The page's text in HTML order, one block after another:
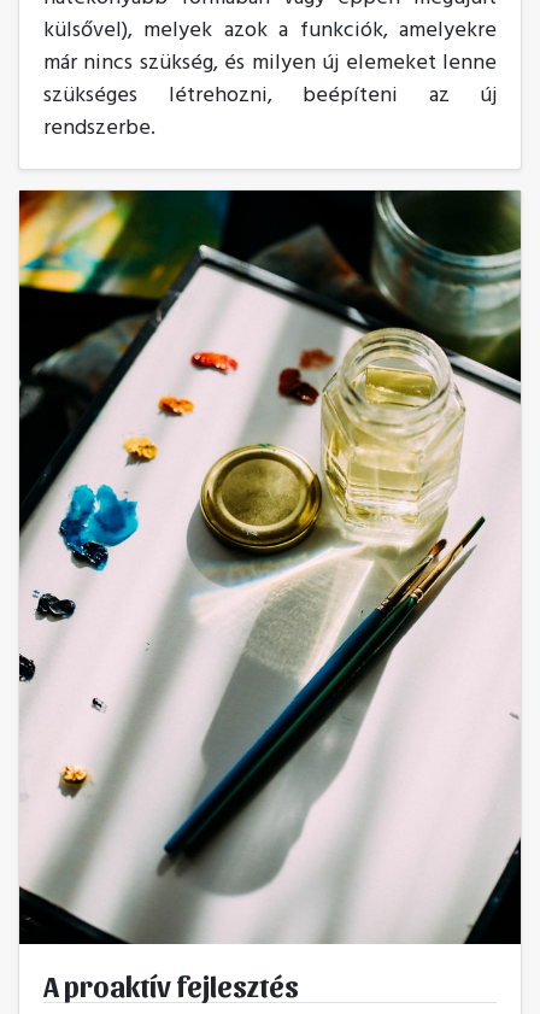
külsővel), melyek azok a funkciók, amelyekre
már nincs szükség, és milyen új elemeket lenne
szükséges létrehozni, beépíteni az új
rendszerbe.
A proaktív fejlesztés